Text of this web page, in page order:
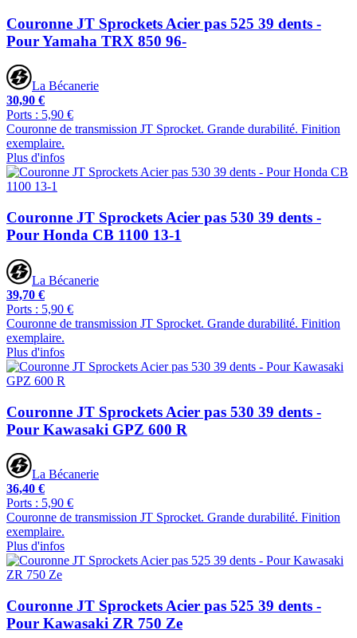
Couronne JT Sprockets Acier pas 525 39 dents -
Pour Yamaha TRX 850 96-
La Bécanerie
30,90 €
Ports : 5,90 €
Couronne de transmission JT Sprocket. Grande durabilité. Finition
exemplaire.
Plus d'infos
Couronne JT Sprockets Acier pas 530 39 dents -
Pour Honda CB 1100 13-1
La Bécanerie
39,70 €
Ports : 5,90 €
Couronne de transmission JT Sprocket. Grande durabilité. Finition
exemplaire.
Plus d'infos
Couronne JT Sprockets Acier pas 530 39 dents -
Pour Kawasaki GPZ 600 R
La Bécanerie
36,40 €
Ports : 5,90 €
Couronne de transmission JT Sprocket. Grande durabilité. Finition
exemplaire.
Plus d'infos
Couronne JT Sprockets Acier pas 525 39 dents -
Pour Kawasaki ZR 750 Ze